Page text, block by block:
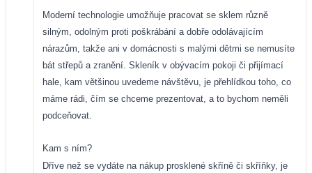
Moderní technologie umožňuje pracovat se sklem různě
silným, odolným proti poškrábání a dobře odolávajícím
nárazům, takže ani v domácnosti s malými dětmi se nemusíte
bát střepů a zranění. Skleník v obývacím pokoji či přijímací
hale, kam většinou uvedeme návštěvu, je přehlídkou toho, co
máme rádi, čím se chceme prezentovat, a to bychom neměli
podceňovat.
Kam s ním?
Dříve než se vydáte na nákup prosklené skříně či skříňky, je